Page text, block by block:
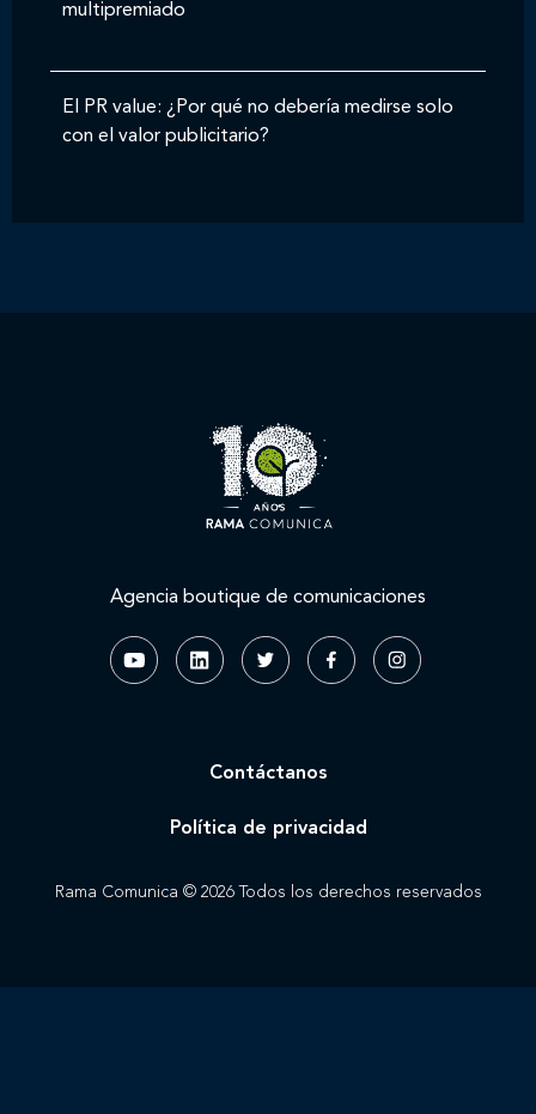
multipremiado
El PR value: ¿Por qué no debería medirse solo
con el valor publicitario?
Agencia boutique de comunicaciones
Rama Comunica © 2026 Todos los derechos reservados
Contáctanos
Política de privacidad